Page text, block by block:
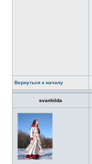
Вернуться к началу
svanhilda